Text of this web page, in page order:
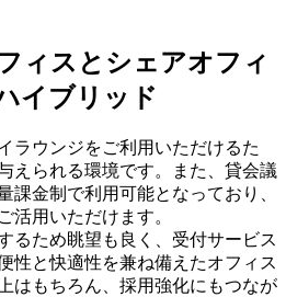
ィスとシェアオフィ
イブリッド
ラウンジをご利用いただけるた
えられる環境です。また、貸会議
課金制で利用可能となっており、
活用いただけます。
るため眺望も良く、受付サービス
性と快適性を兼ね備えたオフィス
はもちろん、採用強化にもつなが